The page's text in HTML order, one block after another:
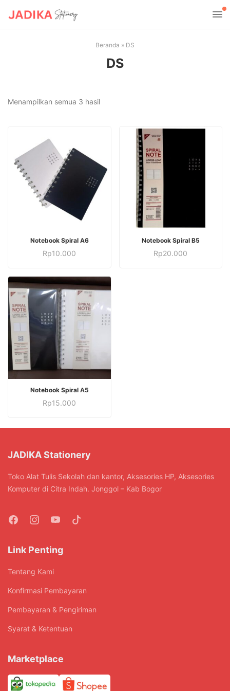
Beranda » DS
DS
Menampilkan semua 3 hasilDiurutkan
Notebook Spiral A6
Rp10.000
Notebook Spiral B5
Rp20.000
Notebook Spiral A5
Rp15.000
JADIKA Stationery
Toko Alat Tulis Sekolah dan kantor, Aksesories HP, Aksesories
Komputer di Citra Indah. Jonggol – Kab Bogor
Link Penting
Tentang Kami
Konfirmasi Pembayaran
Pembayaran & Pengiriman
Syarat & Ketentuan
Marketplace